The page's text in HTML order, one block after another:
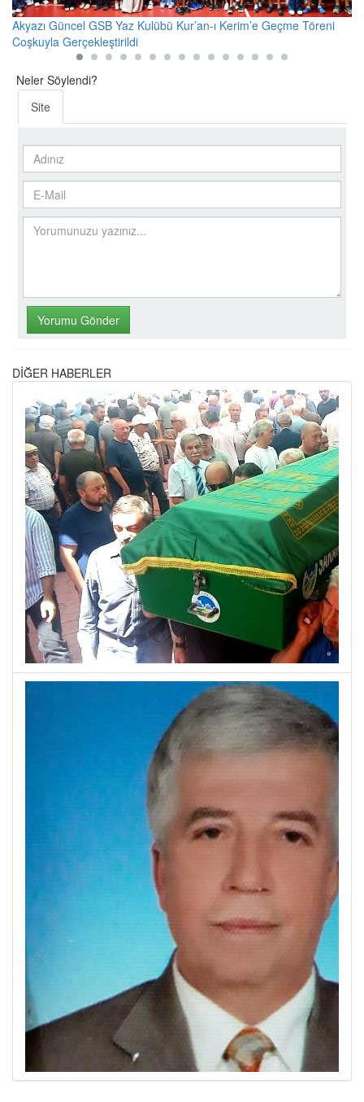
Akyazı Güncel GSB Yaz Kulübü Kur’an-ı Kerim’e Geçme Töreni
Coşkuyla Gerçekleştirildi
Neler Söylendi?
Site
DİĞER HABERLER